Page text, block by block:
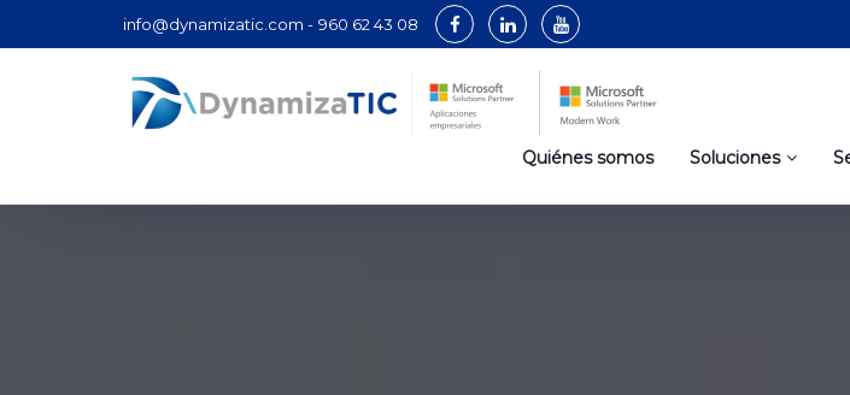
info@dynamizatic.com - 960 62 43 08
Quiénes somos Soluciones